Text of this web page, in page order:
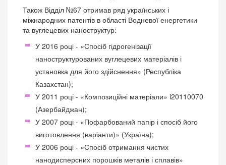
Також Відділ №67 отримав ряд українських і
міжнародних патентів в області Водневої енергетики
та вуглецевих наноструктур:
У 2016 році - «Спосіб гідрогенізації
наноструктурованих вуглецевих матеріалів і
установка для його здійснення» (Республіка
Казахстан);
У 2011 році - «Композиційні матеріали» i20110070
(Азербайджан);
У 2007 році - «Пофарбований папір і спосіб його
виготовлення (варіанти)» (Україна);
У 2006 році - «Спосіб отримання чистих
нанодисперсних порошків металів і сплавів»